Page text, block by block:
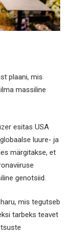
plaani, mis
massiline
esitas USA
luure- ja
märgitakse, et
genotsiid.
mis tegutseb
tarbeks teavet